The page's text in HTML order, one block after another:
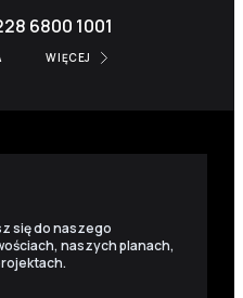
6800 1001
WIĘCEJ
się do naszego
naszych planach,